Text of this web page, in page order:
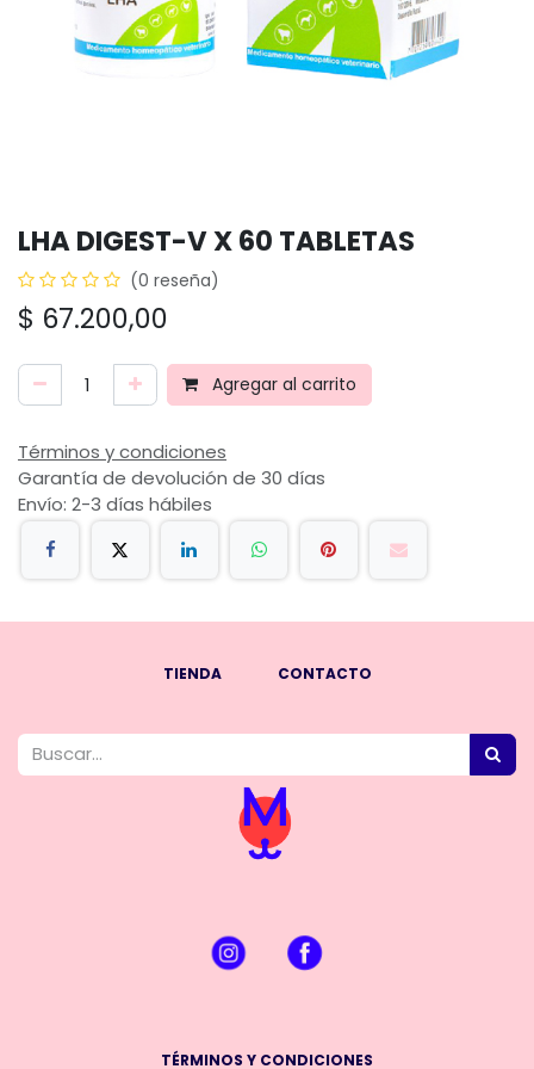
LHA DIGEST-V X 60 TABLETAS
(0 reseña)
$ 67.200,00
Agregar al carrito
Términos y condiciones
Garantía de devolución de 30 días
Envío: 2-3 días hábiles
TIENDA CONTACTO
TÉRMINOS Y CONDICIONES